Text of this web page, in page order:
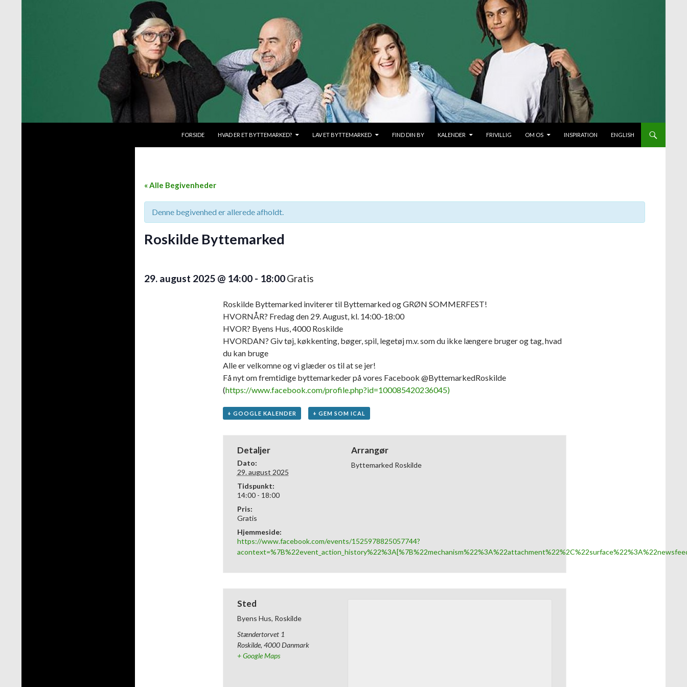
FORSIDE
HVAD ER ET BYTTEMARKED? LAV ET BYTTEMARKED FIND DIN BY KALENDER FRIVILLIG OM OS INSPIRATION ENGLISH
« Alle Begivenheder
Denne begivenhed er allerede afholdt.
Roskilde Byttemarked
29. august 2025 @ 14:00 - 18:00Gratis
Roskilde Byttemarked inviterer til Byttemarked og GRØN SOMMERFEST!
HVORNÅR? Fredag den 29. August, kl. 14:00-18:00
HVOR? Byens Hus, 4000 Roskilde
HVORDAN? Giv tøj, køkkenting, bøger, spil, legetøj m.v. som du ikke længere bruger og tag, hvad
du kan bruge
Alle er velkomne og vi glæder os til at se jer!
Få nyt om fremtidige byttemarkeder på vores Facebook @ByttemarkedRoskilde
(https://www.facebook.com/profile.php?id=100085420236045)
+ GOOGLE KALENDER + GEM SOM ICAL
Detaljer
Dato:
29. august 2025
Tidspunkt:
14:00 - 18:00
Pris:
Gratis
Hjemmeside:
https://www.facebook.com/events/1525978825057744?
Arrangør
Byttemarked Roskilde
Sted
Byens Hus, Roskilde
Stændertorvet 1
Roskilde, 4000Danmark
+ Google Maps